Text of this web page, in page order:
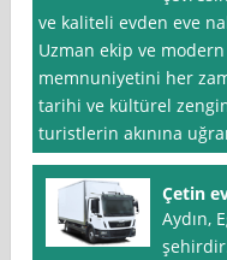
ve kaliteli evden eve
Uzman ekip ve
memnuniyetini her
tarihi ve kültürel
turistlerin akınına
Çetin
Aydın,